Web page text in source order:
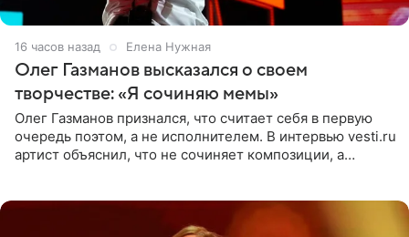
16 часов назад Елена Нужная
Олег Газманов высказался о своем
творчестве: «Я сочиняю мемы»
Олег Газманов признался, что считает себя в первую
очередь поэтом, а не исполнителем. В интервью vesti.ru
артист объяснил, что не сочиняет композиции, а